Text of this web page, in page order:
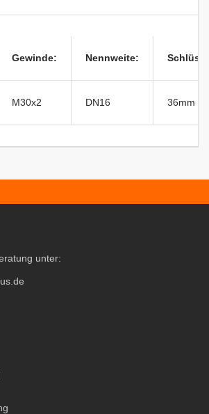
Gewinde: Nennweite:
M30x2 DN16 36mm
unter: